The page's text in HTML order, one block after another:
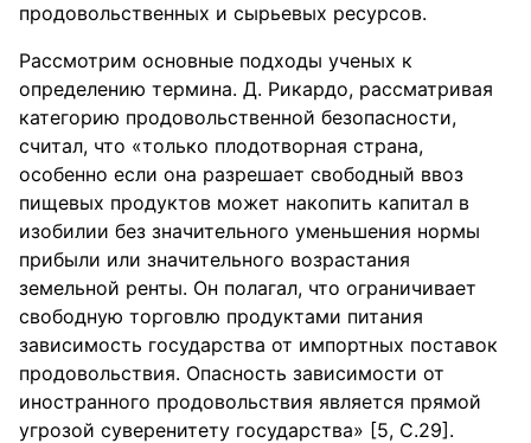
продовольственных и сырьевых ресурсов.
Рассмотрим основные подходы ученых к
определению термина. Д. Рикардо, рассматривая
категорию продовольственной безопасности,
считал, что «только плодотворная страна,
особенно если она разрешает свободный ввоз
пищевых продуктов может накопить капитал в
изобилии без значительного уменьшения нормы
прибыли или значительного возрастания
земельной ренты. Он полагал, что ограничивает
свободную торговлю продуктами питания
зависимость государства от импортных поставок
продовольствия. Опасность зависимости от
иностранного продовольствия является прямой
угрозой суверенитету государства» [5, С.29].